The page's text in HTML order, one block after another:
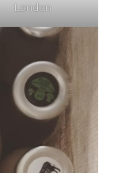
London